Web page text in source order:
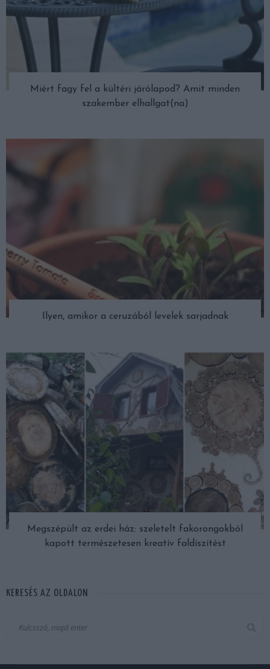
Miért fagy fel a kültéri járólapod? Amit minden
szakember elhallgat(na)
Ilyen, amikor a ceruzából levelek sarjadnak
Megszépült az erdei ház: szeletelt fakorongokból
kapott természetesen kreatív faldíszítést
KERESÉS AZ OLDALON